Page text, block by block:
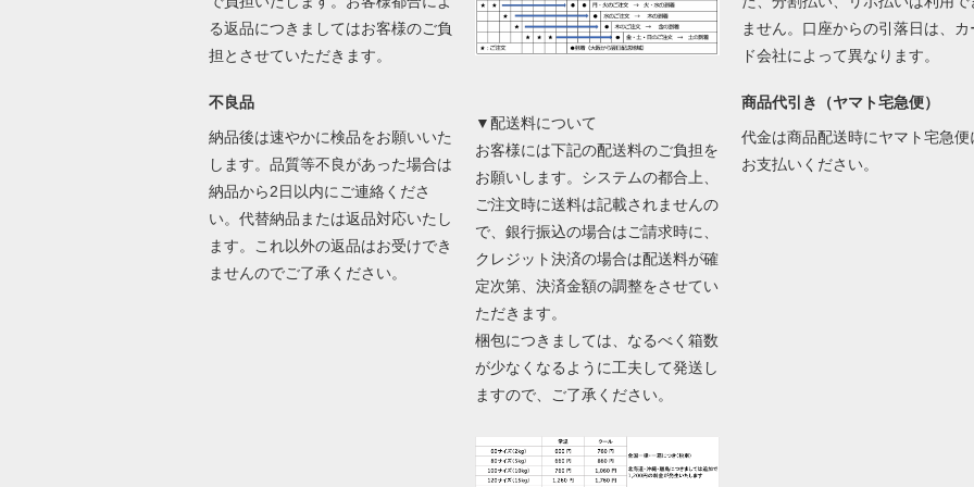
る返品につきましてはお客様のご負
担とさせていただきます。
不良品
納品後は速やかに検品をお願いいた
します。品質等不良があった場合は
納品から2日以内にご連絡くださ
い。代替納品または返品対応いたし
ます。これ以外の返品はお受けでき
ませんのでご了承ください。
▼配送料について
お客様には下記の配送料のご負担を
お願いします。システムの都合上、
ご注文時に送料は記載されませんの
で、銀行振込の場合はご請求時に、
クレジット決済の場合は配送料が確
定次第、決済金額の調整をさせてい
ただきます。
梱包につきましては、なるべく箱数
が少なくなるように工夫して発送し
ますので、ご了承ください。
ません。口座からの引落日は、カ
ド会社によって異なります。
商品代引き（ヤマト宅急便）
代金は商品配送時にヤマト宅急便
お支払いください。